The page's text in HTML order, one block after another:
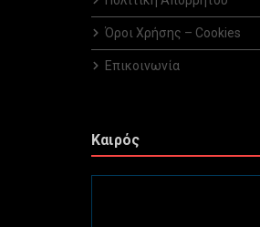
Όροι Χρήσης – Cookies
Επικοινωνία
Καιρός